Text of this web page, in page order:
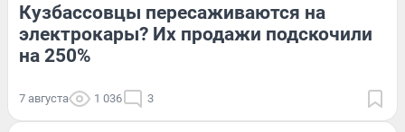
Кузбассовцы пересаживаются на
электрокары? Их продажи подскочили
на 250%
7 августа 1 036 3